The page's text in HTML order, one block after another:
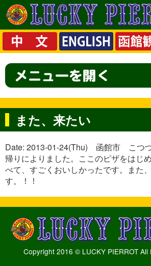
また、来たい
Date: 2013-01-24(Thu) 函館市 こつ
帰りによりました。ここのピザをはじ
べて、すごくおいしかったです。また
す。！！
Copyright 2016 © LUCKY PIERROT All